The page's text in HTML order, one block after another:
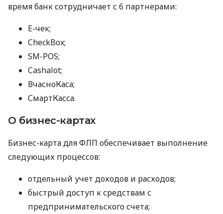
время банк сотрудничает с 6 партнерами:
E-чек;
CheckBox;
SM-POS;
Cashalot;
ВчасноКаса;
СмартКасса.
О бизнес-картах
Бизнес-карта для ФЛП обеспечивает выполнение
следующих процессов:
отдельный учет доходов и расходов;
быстрый доступ к средствам с
предпринимательского счета;